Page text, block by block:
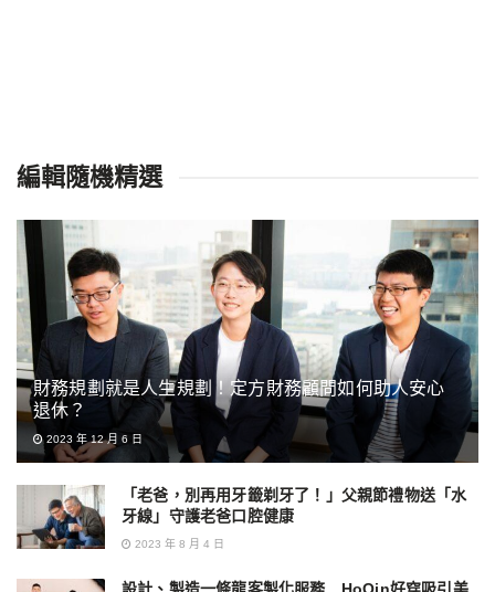
編輯隨機精選
財務規劃就是人生規劃！定方財務顧問如何助人安心
退休？
2023 年 12 月 6 日
「老爸，別再用牙籤剃牙了！」父親節禮物送「水
牙線」守護老爸口腔健康
2023 年 8 月 4 日